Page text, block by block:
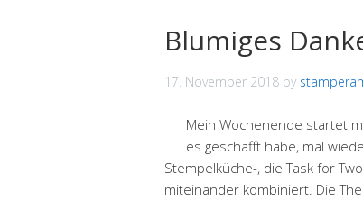
Blumiges
17. November 2018 by
Mein Wochenende startet
es geschafft habe, mal
Stempelküche-, die Task for
miteinander kombiniert. Die